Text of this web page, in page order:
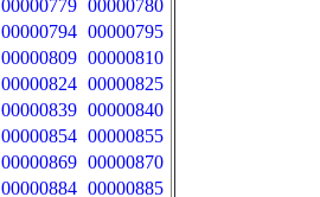
00000779 00000780
00000794 00000795
00000809 00000810
00000824 00000825
00000839 00000840
00000854 00000855
00000869 00000870
00000884 00000885